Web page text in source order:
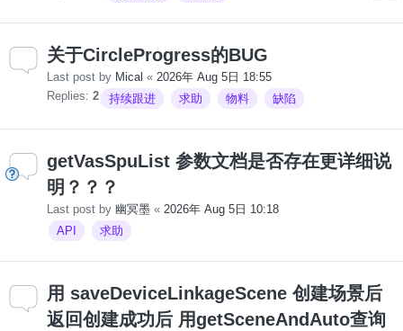
关于CircleProgress的BUG
Last post by Mical « 2026年 Aug 5日 18:55
Replies: 2 持续跟进 求助 物料 缺陷
getVasSpuList 参数文档是否存在更详细说
明？？？
Last post by 幽冥墨 « 2026年 Aug 5日 10:18
API
求助
用 saveDeviceLinkageScene 创建场景后
返回创建成功后 用getSceneAndAuto查询